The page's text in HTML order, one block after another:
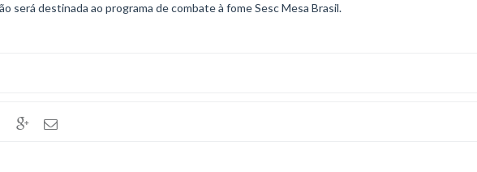
será destinada ao programa de combate à fome Sesc Mesa Brasil.